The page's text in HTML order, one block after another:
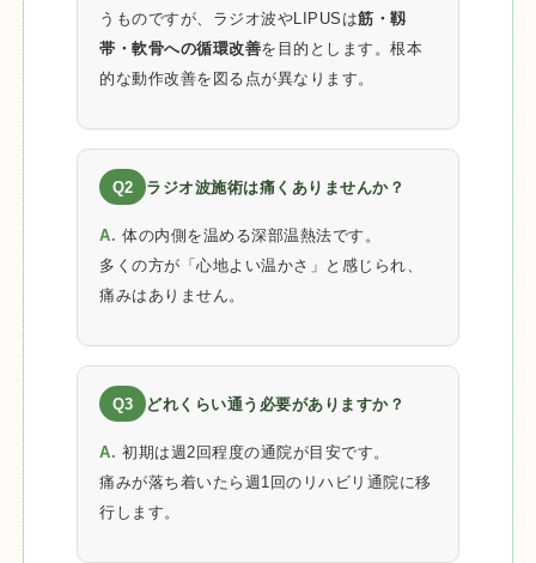
うものですが、ラジオ波やLIPUSは筋・靱
帯・軟骨への循環改善を目的とします。根本
的な動作改善を図る点が異なります。
Q2 ラジオ波施術は痛くありませんか？
A. 体の内側を温める深部温熱法です。
多くの方が「心地よい温かさ」と感じられ、
痛みはありません。
Q3 どれくらい通う必要がありますか？
A. 初期は週2回程度の通院が目安です。
痛みが落ち着いたら週1回のリハビリ通院に移
行します。